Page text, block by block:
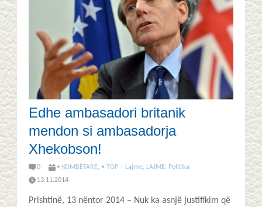
Edhe ambasadori britanik
mendon si ambasadorja
Xhekobson!
0 • KOMBËTARE, • TOP – Lajme, LAJME, Politika
13.11.2014
Prishtinë, 13 nëntor 2014 – Nuk ka asnjë justifikim që